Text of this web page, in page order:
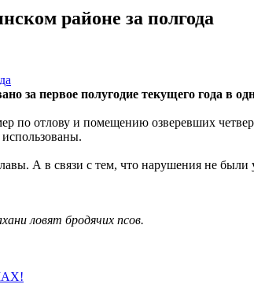
районе за полгода
за первое полугодие текущего года в
по отлову и помещению озверевших
А в связи с тем, что нарушения не
ловят бродячих псов.